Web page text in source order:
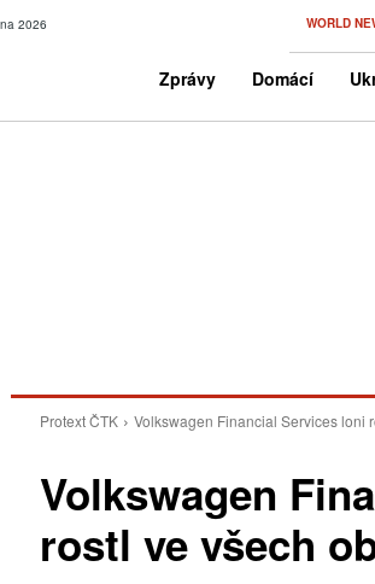
2026 WORLD
Zprávy Domácí
Protext ČTK Volkswagen Financial Services loni
Volkswagen
rostl ve všech